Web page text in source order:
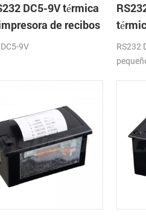
DC5-9V térmica
de recibos
9V
RS232